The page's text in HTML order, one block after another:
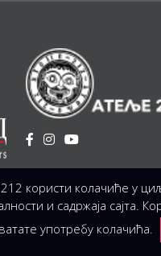
/ Светогорска 21, 11103 Београд,
организација, администрација,
+381 11 3246 147 |
© 2026 Позориште
користи колачиће у
и садржаја сајта.
употребу колачића.